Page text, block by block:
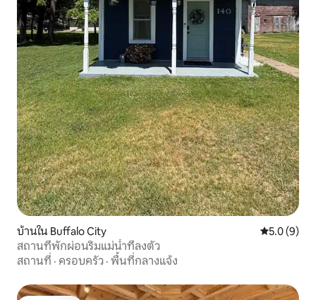
บ้านใน Buffalo City คะแนนเฉลี่
5.0 (9)
สถานที่พักผ่อนริมแม่น้ำที่ลงตัว
สถานที่ · ครอบครัว · พื้นที่กลางแจ้ง